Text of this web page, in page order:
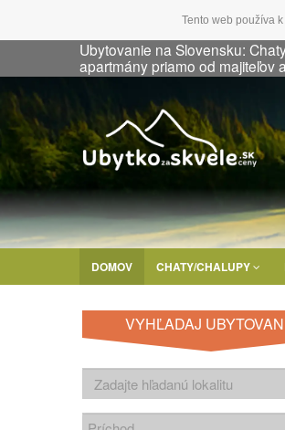
Tento web používa
Ubytovanie na Slovensku:
apartmány priamo od majiteľov
DOMOV CHATY/CHALUPY
VYHĽADAJ